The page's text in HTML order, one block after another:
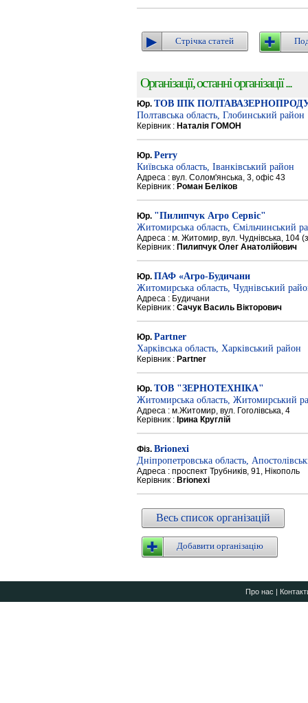
Стрічка статей
Організації, останні організації ...
Юр. ТОВ ІПК
Полтавська область, Глобинський район
Керівник : Наталія ГОМОН
Юр. Perry
Київська область, Іванківський район
Адреса : вул. Солом'янська, 3, офіс 43
Керівник : Роман Беліков
Юр. "Пилипчук Агро Сервіс"
Житомирська область, Ємільчинський
Адреса : м. Житомир, вул. Чуднівська, 104
Керівник : Пилипчук Олег Анатолійович
Юр. ПАФ «Агро-Будичани
Житомирська область, Чуднівський
Адреса : Будичани
Керівник : Сачук Василь Вікторович
Юр. Partner
Харківська область, Харківський район
Керівник : Partner
Юр. ТОВ "ЗЕРНОТЕХНІКА"
Житомирська область, Житомирський
Адреса : м.Житомир, вул. Гоголівська, 4
Керівник : Ірина Круглій
Фіз. Brionexi
Дніпропетровська область,
Адреса : проспект Трубників, 91, Нікополь
Керівник : Brionexi
Весь список організацій
Добавити організацію
Про нас |